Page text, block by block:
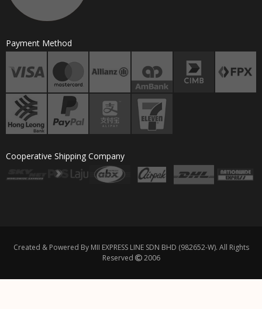
Payment Method
Cooperative Shipping Company
Created & Powered By MII EXPRESS LINE SDN BHD (982652-W). All Rights
Reserved
2006